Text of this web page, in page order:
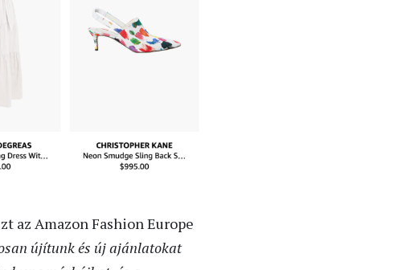
az Amazon Fashion Europe
újítunk és új ajánlatokat